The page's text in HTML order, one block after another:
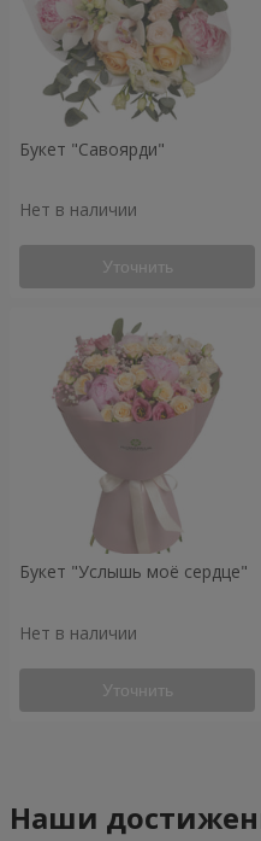
Букет "Савоярди"
Нет в наличии
Уточнить
Букет "Услышь моё сердце"
Нет в наличии
Уточнить
Наши